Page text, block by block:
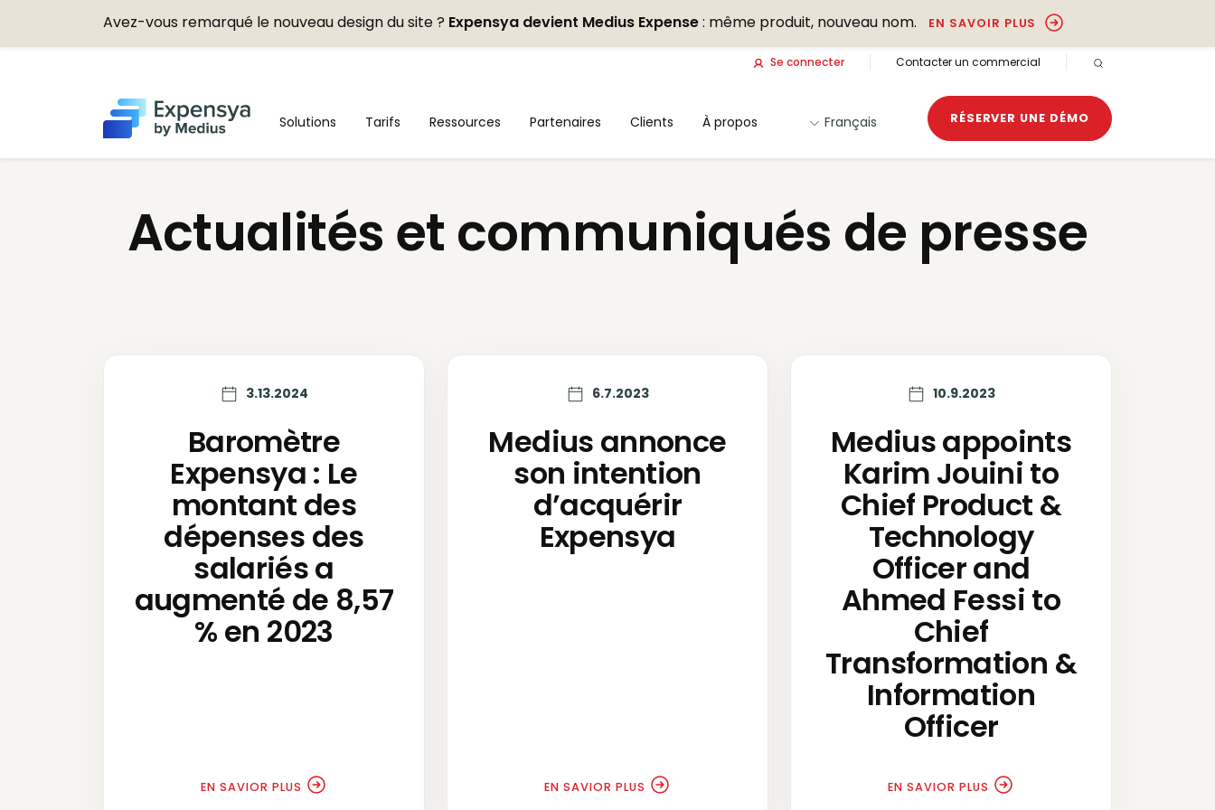
Avez-vous remarqué le nouveau design du site ? Expensya devient Medius Expense: même produit, nouveau nom. EN SAVOIR PLUS
Se connecter
Contacter un commercial
Expensya
Solutions Tarifs Ressources Partenaires Clients À propos Français RÉSERVER UNE DÉMO
Actualités et communiqués de presse
3.13.2024
Baromètre
Expensya : Le
montant des
dépenses des
salariés a
augmenté de 8,57
% en 2023
EN SAVIOR PLUS
6.7.2023
Medius annonce
son intention
d’acquérir
Expensya
EN SAVIOR PLUS
10.9.2023
Medius appoints
Karim Jouini to
Chief Product &
Technology
Officer and
Ahmed Fessi to
Chief
Transformation &
Information
Officer
EN SAVIOR PLUS